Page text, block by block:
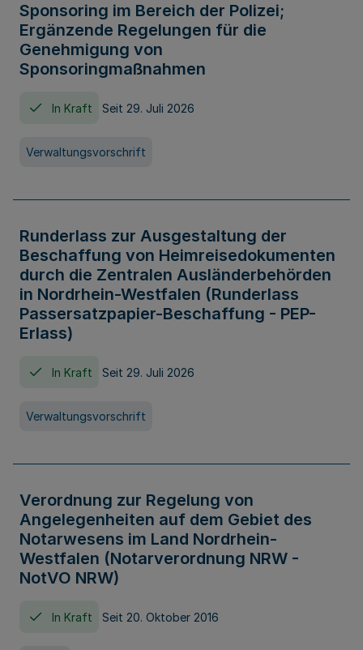
Sponsoring im Bereich der Polizei;
Ergänzende Regelungen für die
Genehmigung von
Sponsoringmaßnahmen
In Kraft Seit 29. Juli 2026
Verwaltungsvorschrift
Runderlass zur Ausgestaltung der
Beschaffung von Heimreisedokumenten
durch die Zentralen Ausländerbehörden
in Nordrhein-Westfalen (Runderlass
Passersatzpapier-Beschaffung - PEP-
Erlass)
In Kraft Seit 29. Juli 2026
Verwaltungsvorschrift
Verordnung zur Regelung von
Angelegenheiten auf dem Gebiet des
Notarwesens im Land Nordrhein-
Westfalen (Notarverordnung NRW -
NotVO NRW)
In Kraft Seit 20. Oktober 2016